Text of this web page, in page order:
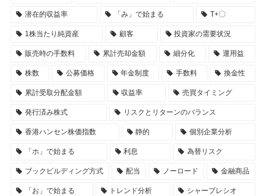
潜在的収益率 「み」で始まる T+〇
1株当たり純資産 顧客 投資家の需要状況
販売時の手数料 累計売却金額 細分化 運用益
株数 公募価格 年金制度 手数料 換金性
累計受取分配金額 収益率 売買タイミング
発行済み株式 リスクとリターンのバランス
香港ハンセン株価指数 静的 個別企業分析
「ホ」で始まる 利息 為替リスク
ブックビルディング方式 配当 ノーロード 金融商品
「お」で始まる トレンド分析 シャープレシオ